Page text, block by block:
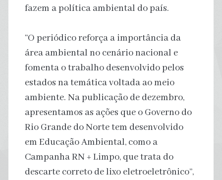
fazem a política ambiental do país.
“O periódico reforça a importância da
área ambiental no cenário nacional e
fomenta o trabalho desenvolvido pelos
estados na temática voltada ao meio
ambiente. Na publicação de dezembro,
apresentamos as ações que o Governo do
Rio Grande do Norte tem desenvolvido
em Educação Ambiental, como a
Campanha RN + Limpo, que trata do
descarte correto de lixo eletroeletrônico”,